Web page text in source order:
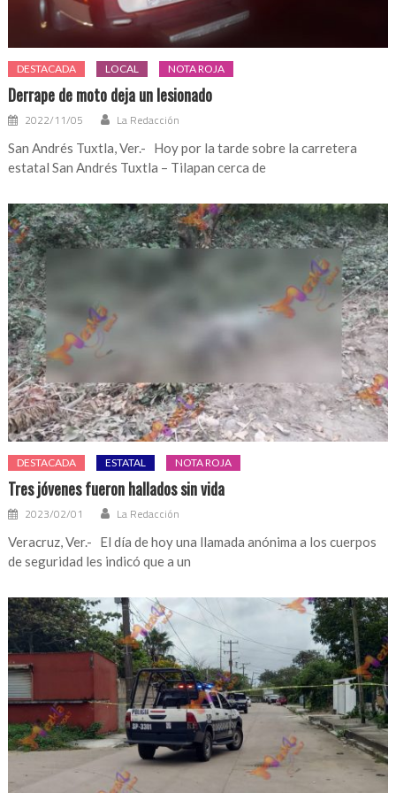
DESTACADA LOCAL NOTA ROJA
Derrape de moto deja un lesionado
2022/11/05 La Redacción
San Andrés Tuxtla, Ver.- Hoy por la tarde sobre la carretera
estatal San Andrés Tuxtla – Tilapan cerca de
DESTACADA ESTATAL NOTA ROJA
Tres jóvenes fueron hallados sin vida
2023/02/01 La Redacción
Veracruz, Ver.- El día de hoy una llamada anónima a los cuerpos
de seguridad les indicó que a un